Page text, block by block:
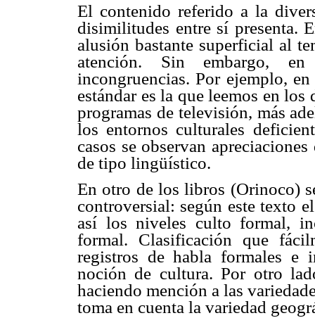
El contenido referido a la
disimilitudes entre sí presenta.
alusión bastante superficial al
atención. Sin embargo,
incongruencias. Por ejemplo,
estándar es la que leemos en
programas de televisión, más
los entornos culturales
casos se observan
de tipo lingüístico.
En otro de los libros (Orinoco)
controversial: según este texto
así los niveles culto formal,
formal. Clasificación que
registros de habla formales e
noción de cultura. Por otro
haciendo mención a las
toma en cuenta la variedad